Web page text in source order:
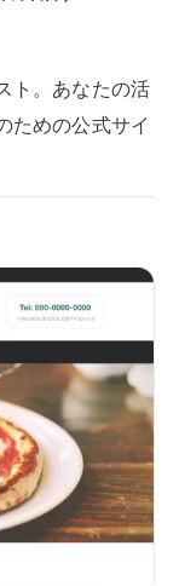
ト。あなたの活
ための公式サイ